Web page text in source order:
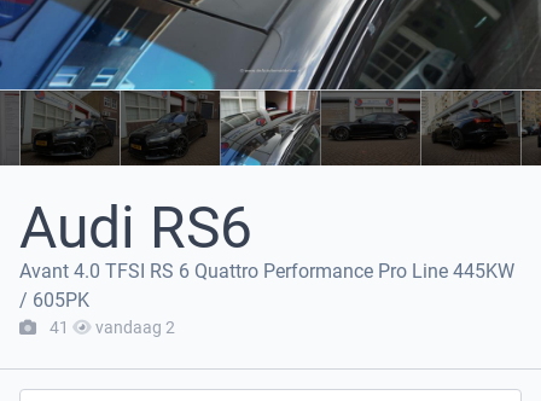
Audi RS6
Avant 4.0 TFSI RS 6 Quattro Performance Pro Line 445KW
/ 605PK
41 vandaag 2